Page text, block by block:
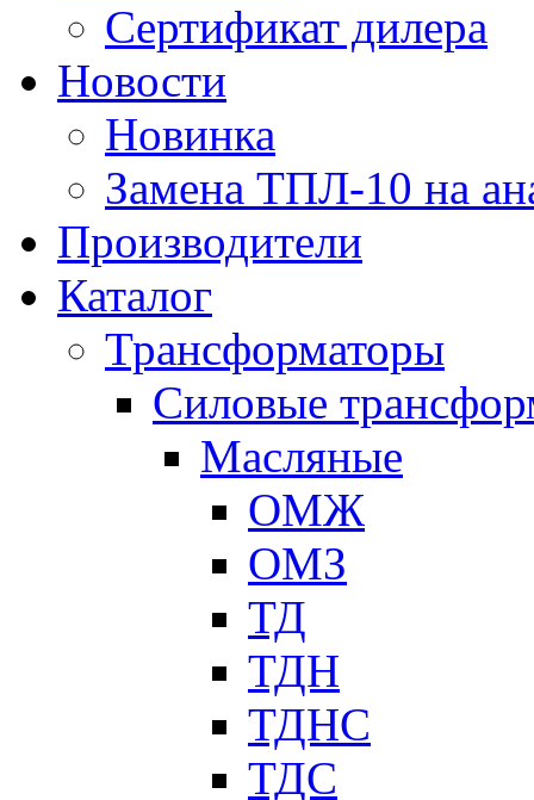
Сертификат дилера
Новости
Новинка
Замена ТПЛ-10 на
Производители
Каталог
Трансформаторы
Cиловые
Масляные
ОМЖ
ОМЗ
ТД
ТДН
ТДНС
ТДС